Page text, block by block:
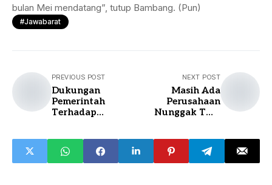
bulan Mei mendatang”, tutup Bambang. (Pun)
#jawabarat
PREVIOUS POST
Dukungan
Pemerintah
Terhadap
Pandemi
NEXT POST
Masih Ada
Perusahaan
Nunggak THR